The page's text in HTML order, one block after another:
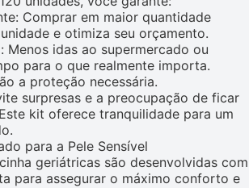
Comprar em maior quantidade
e otimiza seu orçamento.
Menos idas ao supermercado ou
para o que realmente importa.
a proteção necessária.
surpresas e a preocupação de ficar
kit oferece tranquilidade para um
para a Pele Sensível
geriátricas são desenvolvidas com
para assegurar o máximo conforto e